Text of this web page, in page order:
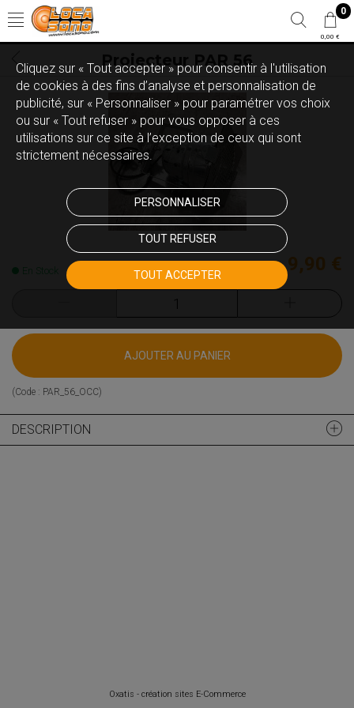
0
0,00 €
Projecteur PAR 56
En Stock 9,90 €
AJOUTER AU PANIER
(Code : PAR_56_OCC)
DESCRIPTION
Cliquez sur « Tout accepter » pour consentir à l'utilisation
de cookies à des fins d’analyse et personnalisation de
publicité, sur « Personnaliser » pour paramétrer vos choix
ou sur « Tout refuser » pour vous opposer à ces
utilisations sur ce site à l’exception de ceux qui sont
strictement nécessaires.
PERSONNALISER
TOUT REFUSER
TOUT ACCEPTER
Oxatis - création sites E-Commerce